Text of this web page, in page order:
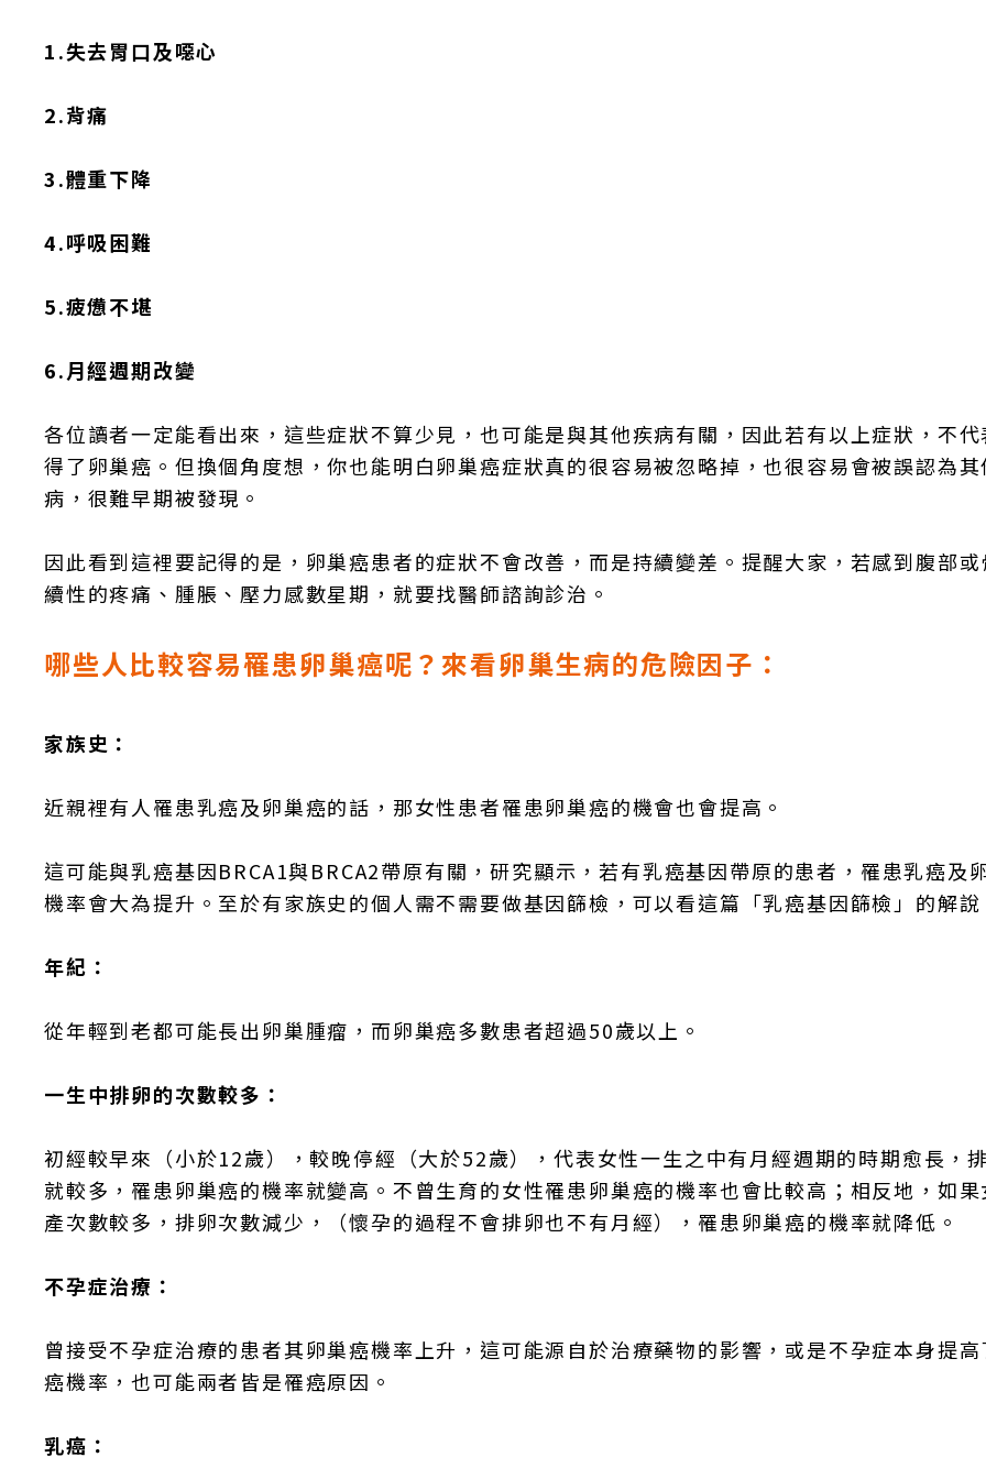
1.失去胃口及噁心
2.背痛
3.體重下降
4.呼吸困難
5.疲憊不堪
6.月經週期改變
各位讀者一定能看出來，這些症狀不算少見，也可能是與其他疾病有關，因此若有以上症狀，不代
得了卵巢癌。但換個角度想，你也能明白卵巢癌症狀真的很容易被忽略掉，也很容易會被誤認為其
病，很難早期被發現。
因此看到這裡要記得的是，卵巢癌患者的症狀不會改善，而是持續變差。提醒大家，若感到腹部或
續性的疼痛、腫脹、壓力感數星期，就要找醫師諮詢診治。
哪些人比較容易罹患卵巢癌呢？來看卵巢生病的危險因子：
家族史：
近親裡有人罹患乳癌及卵巢癌的話，那女性患者罹患卵巢癌的機會也會提高。
這可能與乳癌基因BRCA1與BRCA2帶原有關，研究顯示，若有乳癌基因帶原的患者，罹患乳癌及
機率會大為提升。至於有家族史的個人需不需要做基因篩檢，可以看這篇「乳癌基因篩檢」的解說
年紀：
從年輕到老都可能長出卵巢腫瘤，而卵巢癌多數患者超過50歲以上。
一生中排卵的次數較多：
初經較早來（小於12歲），較晚停經（大於52歲），代表女性一生之中有月經週期的時期愈長，
就較多，罹患卵巢癌的機率就變高。不曾生育的女性罹患卵巢癌的機率也會比較高；相反地，如果
產次數較多，排卵次數減少，（懷孕的過程不會排卵也不有月經），罹患卵巢癌的機率就降低。
不孕症治療：
曾接受不孕症治療的患者其卵巢癌機率上升，這可能源自於治療藥物的影響，或是不孕症本身提高
癌機率，也可能兩者皆是罹癌原因。
乳癌：